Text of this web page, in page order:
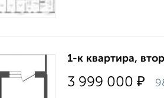
1-к квартира,
3 999 000 ₽